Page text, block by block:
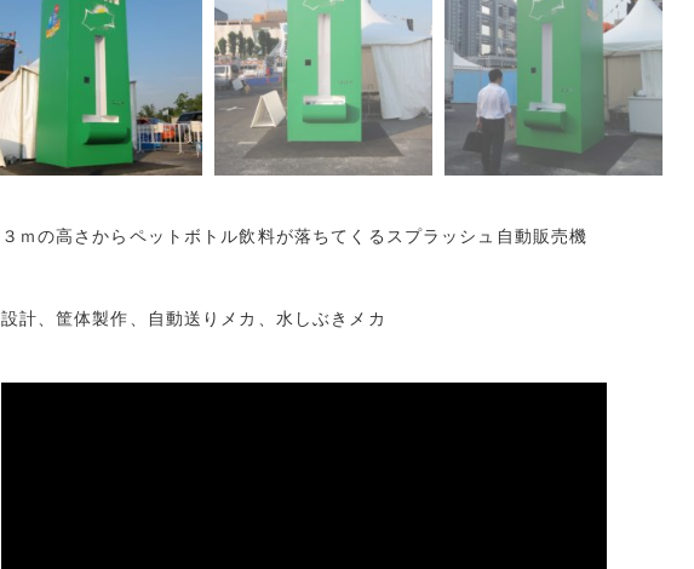
３ｍの高さからペットボトル飲料が落ちてくるスプラッシュ自動販売機
設計、筐体製作、自動送りメカ、水しぶきメカ